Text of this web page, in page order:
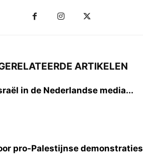
ARTIKELEN
in de Nederlandse media...
pro-Palestijnse demonstraties